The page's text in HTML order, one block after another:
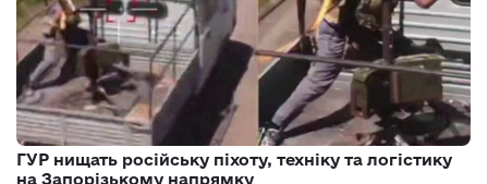
ГУР нищать російську піхоту, техніку та логістику
на Запорізькому напрямку